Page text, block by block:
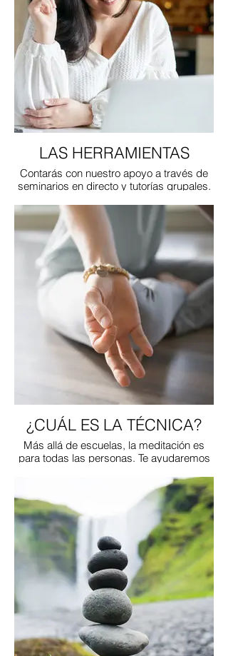
LAS HERRAMIENTAS
Contarás con nuestro apoyo a través de
seminarios en directo y tutorías grupales.
comunidad participando en sesiones
semanales.
¿CUÁL ES LA TÉCNICA?
Más allá de escuelas, la meditación es
para todas las personas. Te ayudaremos
práctica de forma fácil.